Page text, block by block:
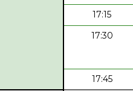
17:15
17:30
17:45